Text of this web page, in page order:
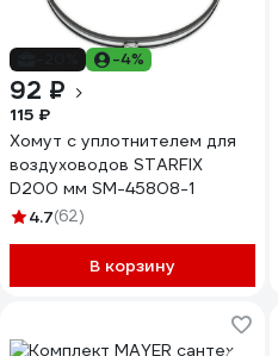
-4%
92 ₽
115 ₽
Хомут с уплотнителем для
воздуховодов STARFIX
D200 мм SM-45808-1
4.7(62)
В корзину